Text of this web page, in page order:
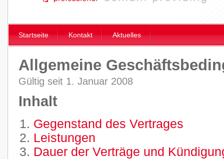
Startseite Kontakt Aktuelles
Allgemeine
Gültig seit 1. Januar 2008
Inhalt
Gegenstand des Vertrages
Leistungen
Dauer der Verträge und